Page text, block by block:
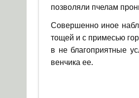
позволяли пчелам
Совершенно иное
тощей и с примесью
в не благоприятные
венчика ее.